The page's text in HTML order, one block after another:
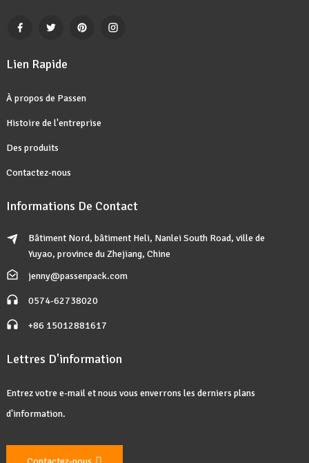
Lien Rapide
À propos de Passen
Histoire de l'entreprise
Des produits
Contactez-nous
Informations De Contact
Bâtiment Nord, bâtiment Heli, Nanlei South Road, ville de
Yuyao, province du Zhejiang, Chine
jenny@passenpack.com
0574-62738020
+86 15012881617
Lettres D'information
Entrez votre e-mail et nous vous enverrons les derniers plans
d'information.